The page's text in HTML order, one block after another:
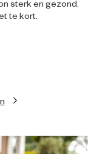
sterk en gezond.
te kort.